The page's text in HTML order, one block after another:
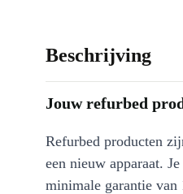
Beschrijving
Jouw refurbed
Refurbed producten
een nieuw apparaat.
minimale garantie van